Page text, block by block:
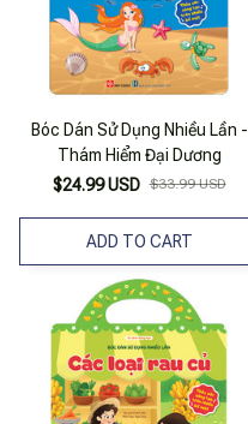
Bóc Dán Sử Dụng Nhiều Lần -
Thám Hiểm Đại Dương
$24.99 USD $33.99 USD
ADD TO CART